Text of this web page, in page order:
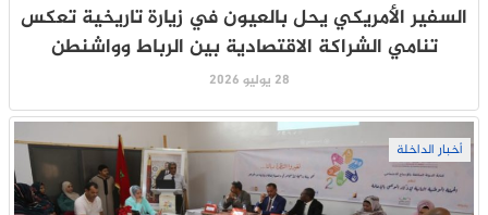
السفير الأمريكي يحل بالعيون في زيارة تاريخية تعكس
تنامي الشراكة الاقتصادية بين الرباط وواشنطن
28 يوليو 2026
أخبار الداخلة